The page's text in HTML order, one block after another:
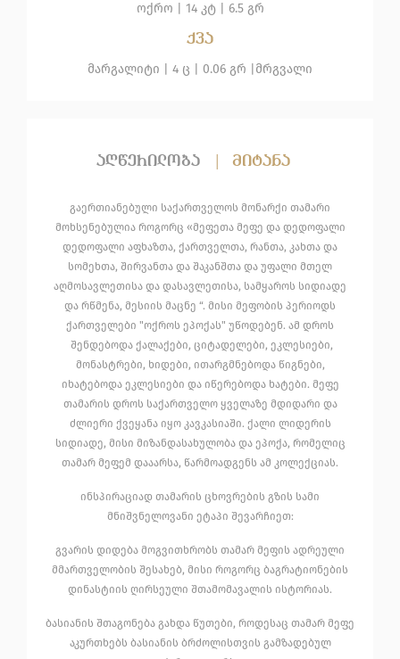
ოქრო 14 კტ | 6.5 გრ
ქვა
მარგალიტი | 4 ც | 0.06 გრ | მრგვალი
აღწერილობა მიტანა
გაერთიანებული საქართველოს მონარქი თამარი
მოხსენებულია როგორც «მეფეთა მეფე და დედოფალი
დედოფალი აფხაზთა, ქართველთა, რანთა, კახთა და
სომეხთა, შირვანთა და შაკანშთა და უფალი მთელ
აღმოსავლეთისა და დასავლეთისა, სამყაროს სიდიადე
და რწმენა, მესიის მაცნე “. მისი მეფობის პერიოდს
ქართველები "ოქროს ეპოქას" უწოდებენ. ამ დროს
შენდებოდა ქალაქები, ციტადელები, ეკლესიები,
მონასტრები, ხიდები, ითარგმნებოდა წიგნები,
იხატებოდა ეკლესიები და იწერებოდა ხატები. მეფე
თამარის დროს საქართველო ყველაზე მდიდარი და
ძლიერი ქვეყანა იყო კავკასიაში. ქალი ლიდერის
სიდიადე, მისი მიზანდასახულობა და ეპოქა, რომელიც
თამარ მეფემ დააარსა, წარმოადგენს ამ კოლექციას.
ინსპირაციად თამარის ცხოვრების გზის სამი
მნიშვნელოვანი ეტაპი შევარჩიეთ:
გვარის დიდება მოგვითხრობს თამარ მეფის ადრეული
მმართველობის შესახებ, მისი როგორც ბაგრატიონების
დინასტიის ღირსეული შთამომავალის ისტორიას.
ბასიანის შთაგონება გახდა წუთები, როდესაც თამარ მეფე
აკურთხებს ბასიანის ბრძოლისთვის გამზადებულ